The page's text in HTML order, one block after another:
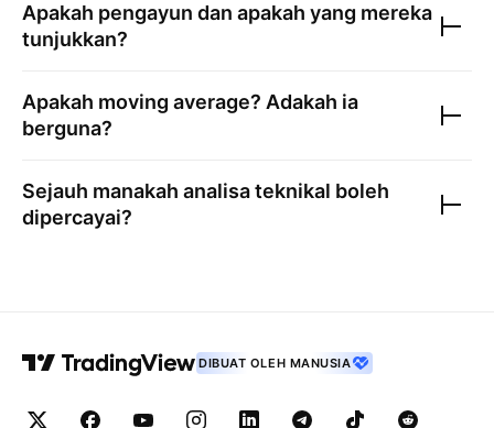
Apakah pengayun dan apakah yang mereka
tunjukkan?
Apakah moving average? Adakah ia
berguna?
Sejauh manakah analisa teknikal boleh
dipercayai?
DIBUAT OLEH MANUSIA